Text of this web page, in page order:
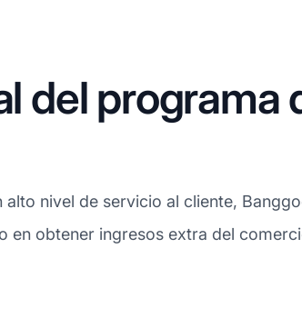
del programa
nivel de servicio al cliente,
obtener ingresos extra del